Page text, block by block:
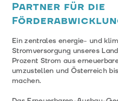
Partner für die
Ein zentrales energie- und
Stromversorgung unseres
Prozent Strom aus
umzustellen und Österreich
machen.